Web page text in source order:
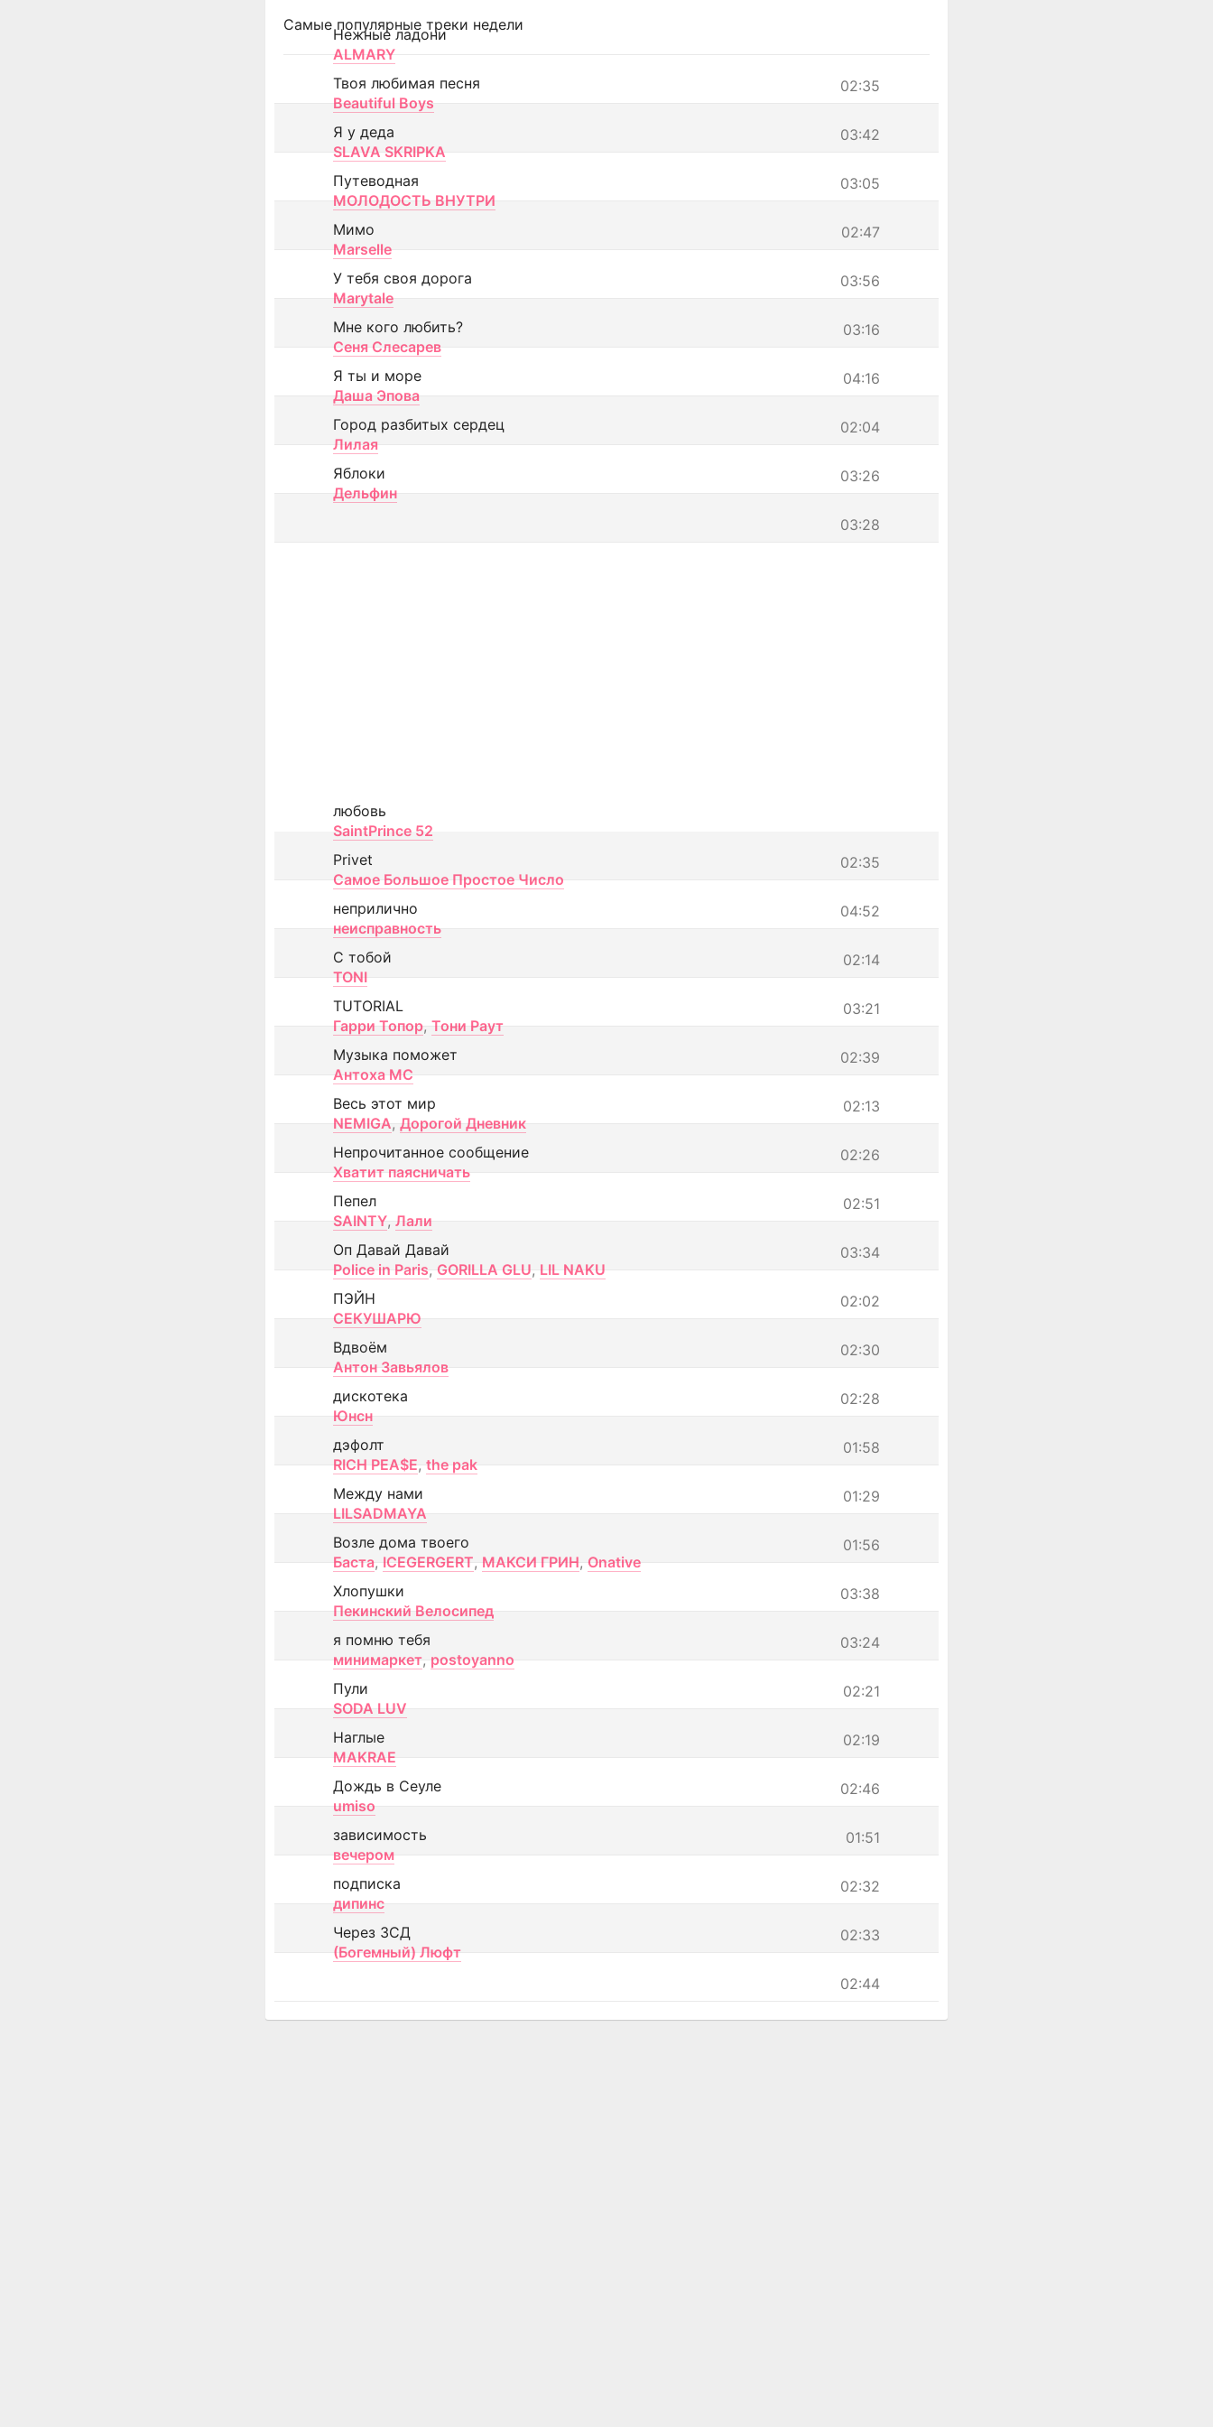
Самые популярные треки недели
Нежные ладони
ALMARY
02:35
Твоя любимая песня
Beautiful Boys
03:42
Я у деда
SLAVA SKRIPKA
03:05
Путеводная
МОЛОДОСТЬ ВНУТРИ
02:47
Мимо
Marselle
03:56
У тебя своя дорога
Marytale
03:16
Мне кого любить?
Сеня Слесарев
04:16
Я ты и море
Даша Эпова
02:04
Город разбитых сердец
Лилая
03:26
Яблоки
Дельфин
03:28
любовь
SaintPrince 52
02:35
Privet
Самое Большое Простое Число
04:52
неприлично
неисправность
02:14
С тобой
TONI
03:21
TUTORIAL
Гарри Топор, Тони Раут
02:39
Музыка поможет
Антоха МС
02:13
Весь этот мир
NEMIGA, Дорогой Дневник
02:26
Непрочитанное сообщение
Хватит паясничать
02:51
Пепел
SAINTY, Лали
03:34
Оп Давай Давай
Police in Paris, GORILLA GLU, LIL NAKU
02:02
ПЭЙН
СЕКУШАРЮ
02:30
Вдвоём
Антон Завьялов
02:28
дискотека
Юнсн
01:58
дэфолт
RICH PEA$E, the pak
01:29
Между нами
LILSADMAYA
01:56
Возле дома твоего
Баста, ICEGERGERT, МАКСИ ГРИН, Onative
03:38
Хлопушки
Пекинский Велосипед
03:24
я помню тебя
минимаркет, postoyanno
02:21
Пули
SODA LUV
02:19
Наглые
MAKRAE
02:46
Дождь в Сеуле
umiso
01:51
зависимость
вечером
02:32
подписка
дипинс
02:33
Через ЗСД
(Богемный) Люфт
02:44